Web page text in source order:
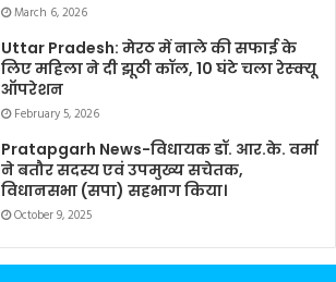
March 6, 2026
Uttar Pradesh: मेरठ में नाले की सफाई के
लिए महिला ने दी झूठी कॉल, 10 घंटे चला रेस्क्यू
ऑपरेशन
February 5, 2026
Pratapgarh News-विधायक डॉ. आर.के. वर्मा
ने बतौर सदस्य एवं उपमुख्य सचेतक,
विधानसभा (सपा) सहभाग किया।
October 9, 2025